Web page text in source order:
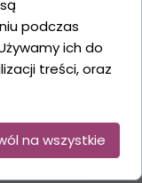
podczas
ich do
treści, oraz
na wszystkie